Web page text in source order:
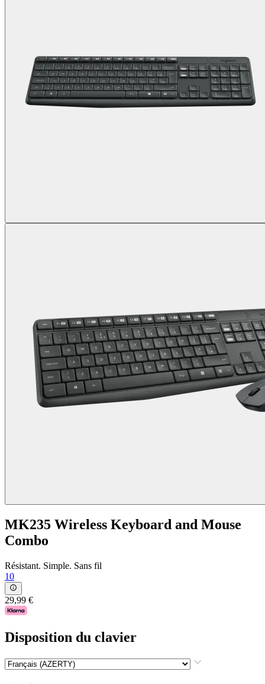
MK235 Wireless Keyboard and Mouse
Combo
Résistant. Simple. Sans fil
10
29,99 €
Disposition du clavier